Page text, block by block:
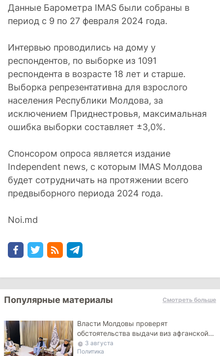
Данные Барометра IMAS были собраны в
период с 9 по 27 февраля 2024 года.
Интервью проводились на дому у
респондентов, по выборке из 1091
респондента в возрасте 18 лет и старше.
Выборка репрезентативна для взрослого
населения Республики Молдова, за
исключением Приднестровья, максимальная
ошибка выборки составляет ±3,0%.
Спонсором опроса является издание
Independent news, с которым IMAS Молдова
будет сотрудничать на протяжении всего
предвыборного периода 2024 года.
Noi.md
Популярные материалы Смотреть больше
Власти Молдовы проверят
обстоятельства выдачи виз афганской
делегации
3 августа
Политика